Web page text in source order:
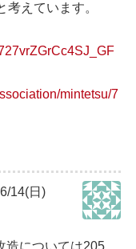
えています。
mintetsu/7
14(日)
造については205